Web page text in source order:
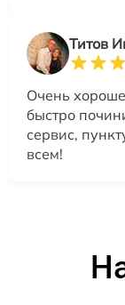
Титов
Очень
быстро
сервис,
всем!